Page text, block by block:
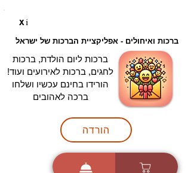
Xi
ברכות ואיחולים - אפליקציית הברכות של ישראל
ברכות ליום הולדת, ברכות
לחגים, ברכות לאירועים ועוד!
הורידו בחינם עכשיו ושלחו
ברכה לאהובים
הורדה